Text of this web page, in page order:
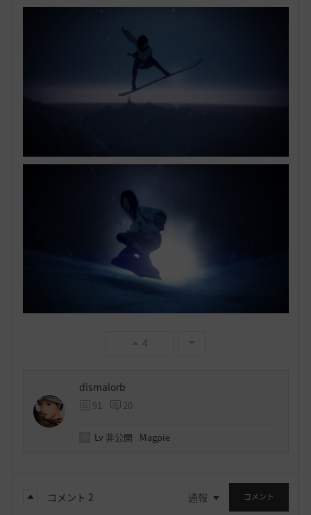
4
dismalorb
91 20
Lv 非公開 Magpie
コメント 2 通報 コメント